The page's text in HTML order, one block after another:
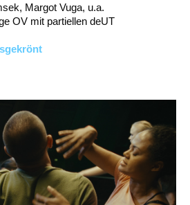
Margot Vuga, u.a.
OV mit partiellen deUT